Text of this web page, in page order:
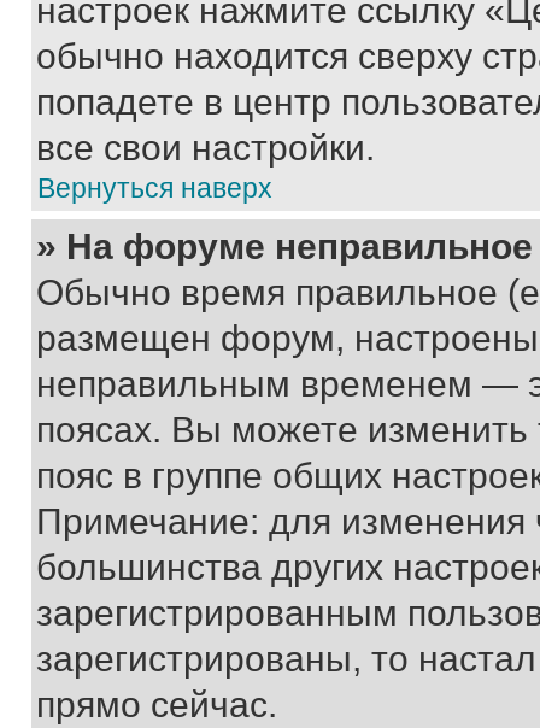
настроек нажмите ссылку
обычно находится сверху
попадете в центр
все свои настройки.
Вернуться наверх
» На форуме
Обычно время правильное
размещен форум, настроены
неправильным временем —
поясах. Вы можете изменить
пояс в группе общих
Примечание: для изменения
большинства других
зарегистрированным
зарегистрированы, то
прямо сейчас.